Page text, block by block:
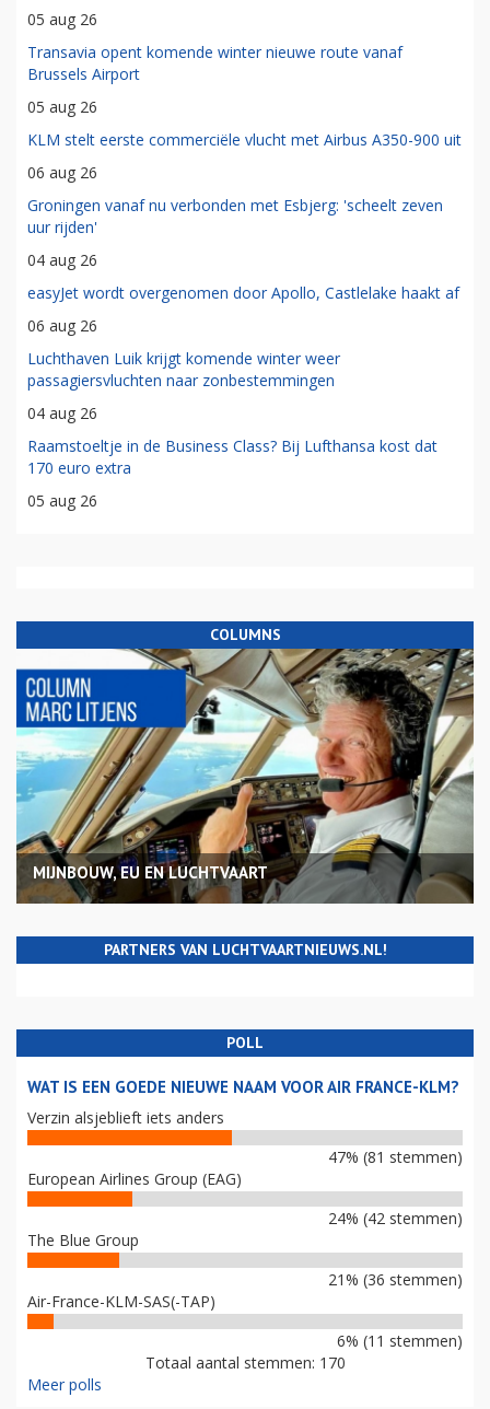
05 aug 26
Transavia opent komende winter nieuwe route vanaf
Brussels Airport
05 aug 26
KLM stelt eerste commerciële vlucht met Airbus A350-900 uit
06 aug 26
Groningen vanaf nu verbonden met Esbjerg: 'scheelt zeven
uur rijden'
04 aug 26
easyJet wordt overgenomen door Apollo, Castlelake haakt af
06 aug 26
Luchthaven Luik krijgt komende winter weer
passagiersvluchten naar zonbestemmingen
04 aug 26
Raamstoeltje in de Business Class? Bij Lufthansa kost dat
170 euro extra
05 aug 26
COLUMNS
MIJNBOUW, EU EN LUCHTVAART
PARTNERS VAN LUCHTVAARTNIEUWS.NL!
POLL
WAT IS EEN GOEDE NIEUWE NAAM VOOR AIR FRANCE-KLM?
Verzin alsjeblieft iets anders
47% (81 stemmen)
European Airlines Group (EAG)
24% (42 stemmen)
The Blue Group
21% (36 stemmen)
Air-France-KLM-SAS(-TAP)
6% (11 stemmen)
Totaal aantal stemmen: 170
Meer polls